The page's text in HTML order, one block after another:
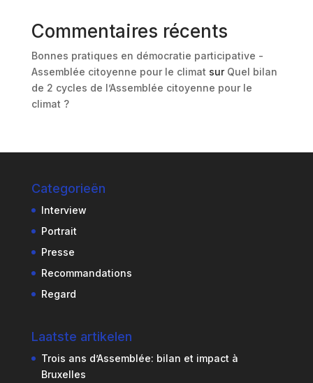
Commentaires récents
Bonnes pratiques en démocratie participative -
Assemblée citoyenne pour le climat sur Quel bilan
de 2 cycles de l’Assemblée citoyenne pour le
climat ?
Categorieën
Interview
Portrait
Presse
Recommandations
Regard
Laatste artikelen
Trois ans d’Assemblée: bilan et impact à
Bruxelles